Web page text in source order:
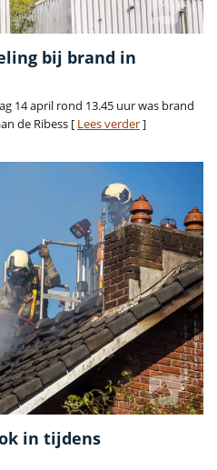
bij brand in
14 april rond 13.45 uur was brand
de Ribess [ Lees verder]
in tijdens